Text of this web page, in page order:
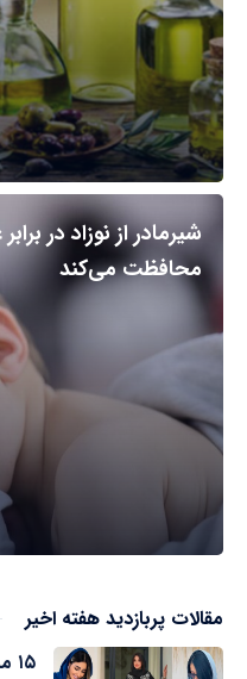
شیرمادر از نوزاد در
محافظت می‌کند
مقالات پربازدید هفته اخیر